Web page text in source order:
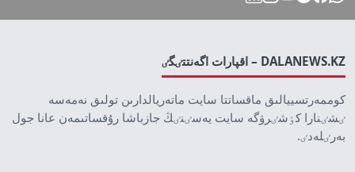
DALANEWS.KZ – اقپارات اگەنتتٸگٸ
كوممەرتسييالىق ماقساتتا سايت ماتەريالدارىن تولىق نەمەسە
ٸشٸنارا كٶشٸرۋگە سايت يەسٸنٸڭ جازباشا رۇقساتىمەن عانا جول
بەرٸلەدٸ.